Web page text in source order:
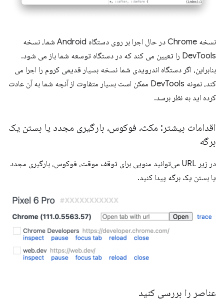
نسخه Chrome در حال اجرا بر روی دستگاه Android شما، نسخه
DevTools را تعیین می کند که در دستگاه توسعه شما باز می شود.
بنابراین، اگر دستگاه اندرویدی شما نسخه بسیار قدیمی کروم را اجرا می
کند، نمونه DevTools ممکن است بسیار متفاوت از آنچه شما به آن عادت
کرده اید به نظر برسد.
اقدامات بیشتر: مکث، فوکوس، بارگیری مجدد یا بستن یک
برگه
در زیر URL می‌توانید منویی برای توقف موقت، فوکوس، بارگیری مجدد
یا بستن یک برگه پیدا کنید.
عناصر را بررسی کنید